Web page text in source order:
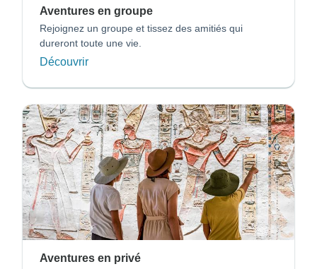
Aventures en groupe
Rejoignez un groupe et tissez des amitiés qui
dureront toute une vie.
Découvrir
Aventures en privé